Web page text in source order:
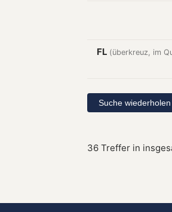
FL (überkreuz, im
36 Treffer in